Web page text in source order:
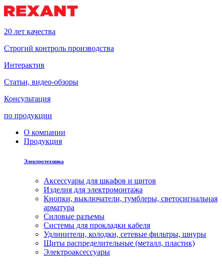
20 лет качества
Строгий контроль производства
Интерактив
Статьи, видео-обзоры
Консультация
по продукции
О компании
Продукция
Электротехника
Аксессуары для шкафов и щитов
Изделия для электромонтажа
Кнопки, выключатели, тумблеры, светосигнальная
арматура
Силовые разъемы
Системы для прокладки кабеля
Удлинители, колодки, сетевые фильтры, шнуры
Щиты распределительные (металл, пластик)
Электроаксессуары